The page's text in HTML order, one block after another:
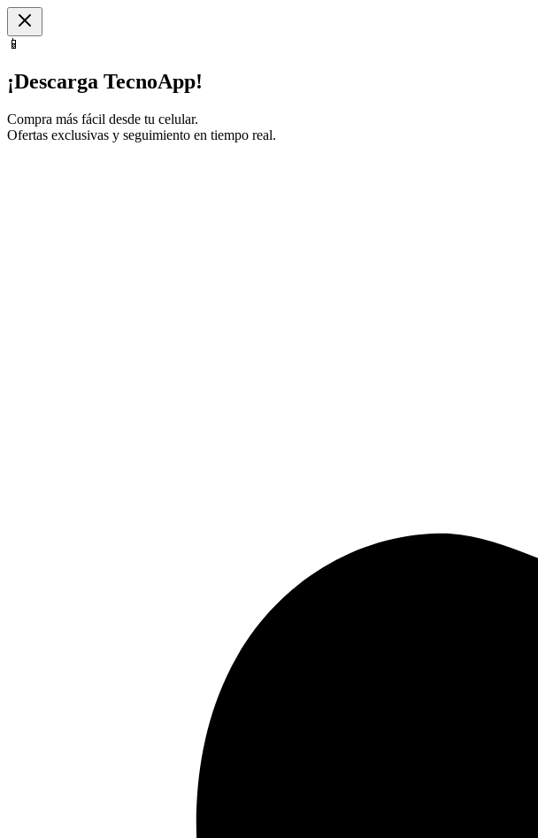
📱
¡Descarga TecnoApp!
Compra más fácil desde tu celular.
Ofertas exclusivas y seguimiento en tiempo real.